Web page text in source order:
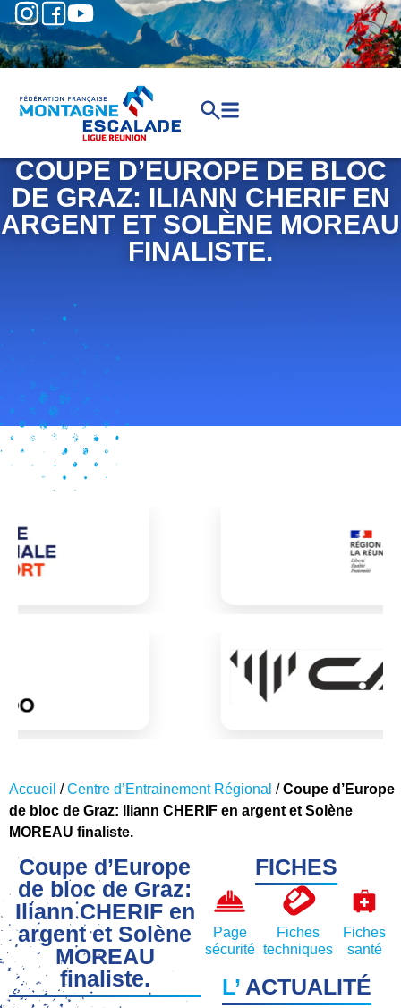
COUPE D’EUROPE DE BLOC
DE GRAZ: ILIANN CHERIF EN
ARGENT ET SOLÈNE MOREAU
FINALISTE.
Accueil /Centre d’Entrainement Régional /Coupe d’Europe
de bloc de Graz: Iliann CHERIF en argent et Solène
MOREAU finaliste.
Coupe d’Europe
de bloc de Graz:
Iliann CHERIF en
argent et Solène
MOREAU
finaliste.
FICHES
Page
sécurité
Fiches
techniques
Fiches
santé
L’ACTUALITÉ